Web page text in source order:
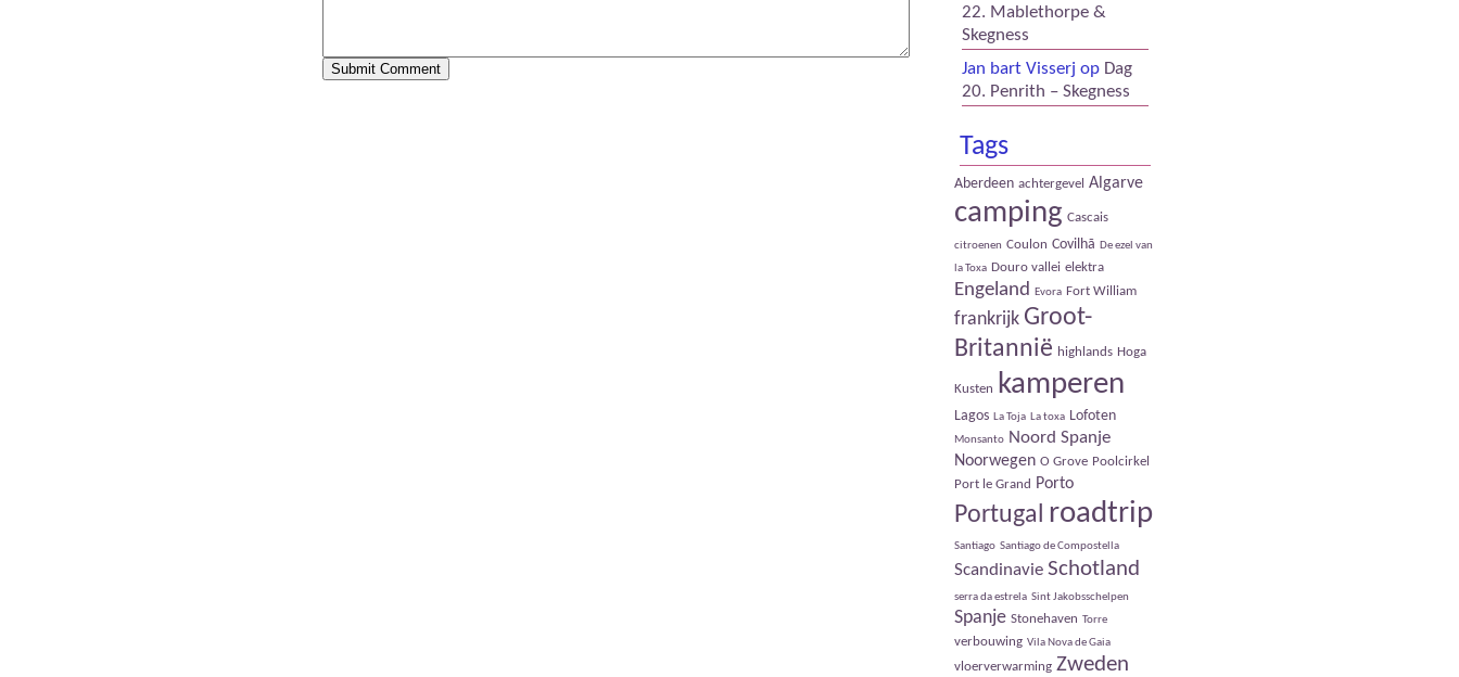
22. Mablethorpe &
Skegness
Jan bart Visserj op Dag
20. Penrith – Skegness
Tags
Aberdeen achtergevel Algarve
camping Cascais
citroenen Coulon Covilhã De ezel van
la Toxa Douro vallei elektra
Engeland Evora Fort William
frankrijk Groot-
Britannië highlands Hoga
Kusten kamperen
Lagos La Toja La toxa Lofoten
Monsanto Noord Spanje
Noorwegen O Grove Poolcirkel
Port le Grand
Porto
Portugal roadtrip
Santiago Santiago de Compostella
Scandinavie Schotland
serra da estrela Sint Jakobsschelpen
Spanje Stonehaven Torre
verbouwing Vila Nova de Gaia
vloerverwarming Zweden